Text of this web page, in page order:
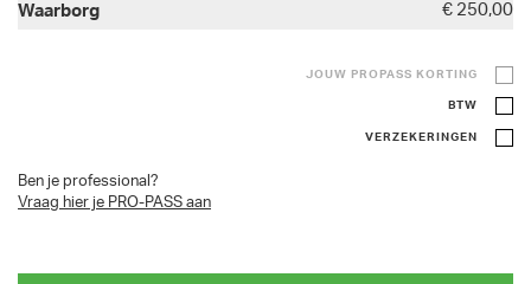
€ 250,00
JOUW PROPASS KORTING
BTW
VERZEKERINGEN
Ben je professional?
Vraag hier je PRO-PASS aan